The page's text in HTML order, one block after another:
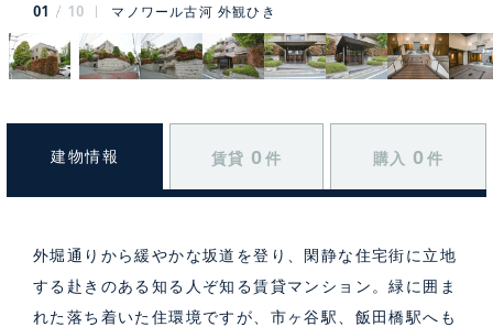
01 10 マノワール古河 外観ひき
建物情報 賃貸 0 件 購入 0 件
外堀通りから緩やかな坂道を登り、閑静な住宅街に立地
する赴きのある知る人ぞ知る賃貸マンション。緑に囲ま
れた落ち着いた住環境ですが、市ヶ谷駅、飯田橋駅へも